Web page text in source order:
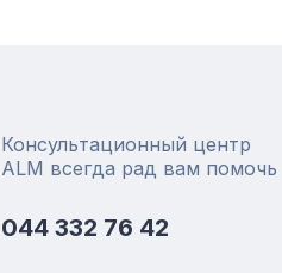
Консультационный центр
ALM всегда рад вам помочь
044 332 76 42